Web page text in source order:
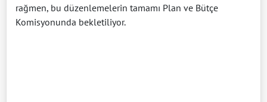
rağmen, bu düzenlemelerin tamamı Plan ve Bütçe
Komisyonunda bekletiliyor.